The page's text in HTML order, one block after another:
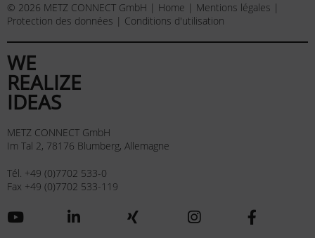
© 2026 METZ CONNECT GmbH | Home | Mentions légales |
Protection des données | Conditions d'utilisation
WE
REALIZE
IDEAS
METZ CONNECT GmbH
Im Tal 2, 78176 Blumberg, Allemagne
Tél. +49 (0)7702 533-0
Fax +49 (0)7702 533-119